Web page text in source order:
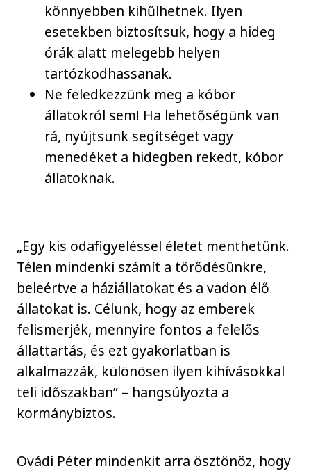
könnyebben kihűlhetnek. Ilyen
esetekben biztosítsuk, hogy a hideg
órák alatt melegebb helyen
tartózkodhassanak.
Ne feledkezzünk meg a kóbor
állatokról sem! Ha lehetőségünk van
rá, nyújtsunk segítséget vagy
menedéket a hidegben rekedt, kóbor
állatoknak.
„Egy kis odafigyeléssel életet menthetünk.
Télen mindenki számít a törődésünkre,
beleértve a háziállatokat és a vadon élő
állatokat is. Célunk, hogy az emberek
felismerjék, mennyire fontos a felelős
állattartás, és ezt gyakorlatban is
alkalmazzák, különösen ilyen kihívásokkal
teli időszakban” – hangsúlyozta a
kormánybiztos.
Ovádi Péter mindenkit arra ösztönöz, hogy